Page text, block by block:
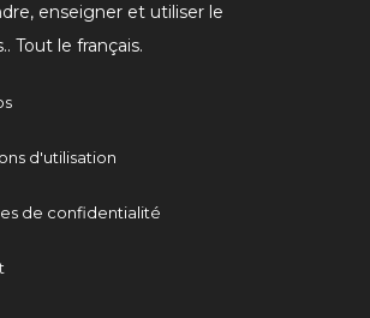
enseigner et utiliser le
Tout le français.
d'utilisation
de confidentialité